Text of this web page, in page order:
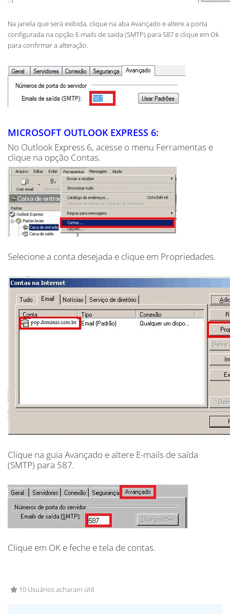
Na janela que será exibida, clique na aba Avançado e altere a porta
configurada na opção E-mails de saída (SMTP) para 587 e clique em Ok
para confirmar a alteração.
MICROSOFT OUTLOOK EXPRESS 6:
No Outlook Express 6, acesse o menu Ferramentas e
clique na opção Contas.
Selecione a conta desejada e clique em Propriedades.
Clique na guia Avançado e altere E-mails de saída
(SMTP) para 587.
Clique em OK e feche e tela de contas.
10 Usuários acharam útil